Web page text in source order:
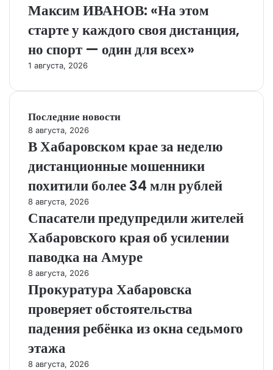
Максим ИВАНОВ: «На этом
старте у каждого своя дистанция,
но спорт — один для всех»
1 августа, 2026
Последние новости
8 августа, 2026
В Хабаровском крае за неделю
дистанционные мошенники
похитили более 34 млн рублей
8 августа, 2026
Спасатели предупредили жителей
Хабаровского края об усилении
паводка на Амуре
8 августа, 2026
Прокуратура Хабаровска
проверяет обстоятельства
падения ребёнка из окна седьмого
этажа
8 августа, 2026